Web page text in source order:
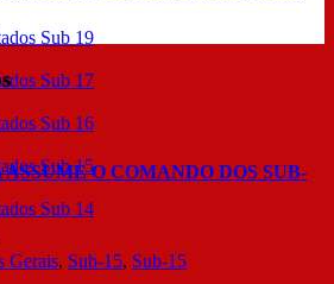
Sub 19
Sub 17
Sub 16
Sub 15
Sub 14
O COMANDO DOS SUB-
Gerais, Sub-15, Sub-15